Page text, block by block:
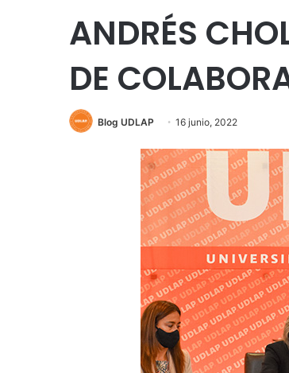
ANDRÉS
DE
Blog UDLAP 16 junio, 2022